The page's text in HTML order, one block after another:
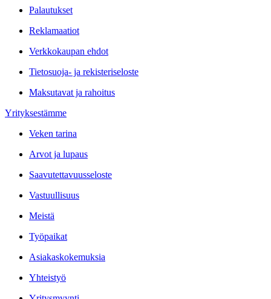
Palautukset
Reklamaatiot
Verkkokaupan ehdot
Tietosuoja- ja rekisteriseloste
Maksutavat ja rahoitus
Yrityksestämme
Veken tarina
Arvot ja lupaus
Saavutettavuusseloste
Vastuullisuus
Meistä
Työpaikat
Asiakaskokemuksia
Yhteistyö